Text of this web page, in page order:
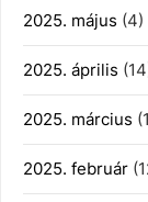
2025. május (4)
2025. április
2025. március
2025. február